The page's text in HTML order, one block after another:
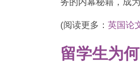
务的内幕秘籍，成
(阅读更多： 英国论
留学生为